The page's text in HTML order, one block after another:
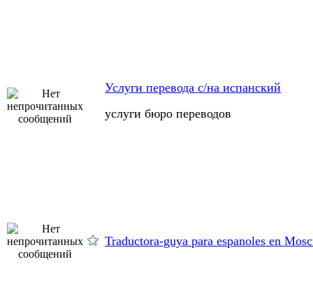
Услуги перевода с/на испанский
услуги бюро переводов
Traductora-guya para espanoles en